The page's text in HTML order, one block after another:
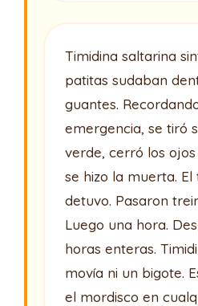
Timidina saltarina
patitas sudaban
guantes.
emergencia, se tiró
verde, cerró los
se hizo la muerta. El
detuvo. Pasaron
Luego una hora.
horas enteras.
movía ni un bigote.
el mordisco en